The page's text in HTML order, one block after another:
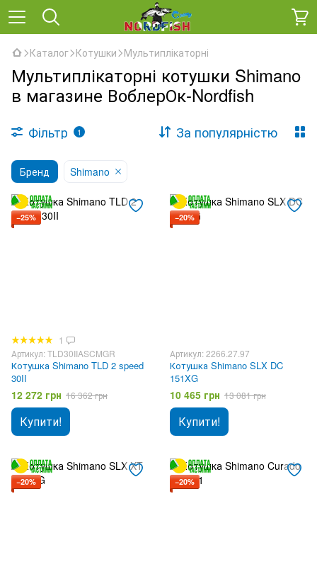
Каталог Котушки Мультиплікаторні
Мультиплікаторні котушки Shimano
в магазине ВоблерОк-Nordfish
Фільтр 1 За популярністю
Бренд Shimano
−25%
1
Артикул: TLD30IIASCMGR
Котушка Shimano TLD 2 speed
30II
12 272 грн 16 362 грн
Купити!
−20%
Артикул: 2266.27.97
Котушка Shimano SLX DC
151XG
10 465 грн 13 081 грн
Купити!
−20% −20%